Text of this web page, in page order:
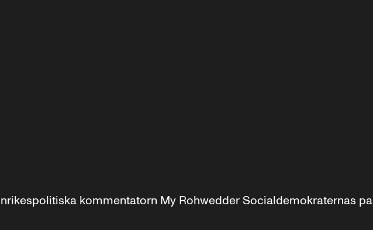
kommentatorn My Rohwedder Socialdemokraternas